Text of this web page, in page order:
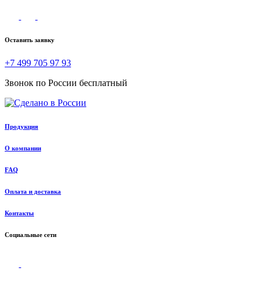
Оставить заявку
+7 499 705 97 93
Звонок по России бесплатный
Продукция
О компании
FAQ
Оплата и доставка
Контакты
Социальные сети